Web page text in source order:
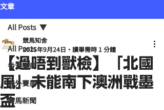
文章
All Posts
香港賽馬
海外賽馬
賽馬新聞
All Posts
【過唔到獸檢】「北國
風」未能南下澳洲戰墨
盃
競馬知舍
2025年9月24日
讀畢需時 1 分鐘